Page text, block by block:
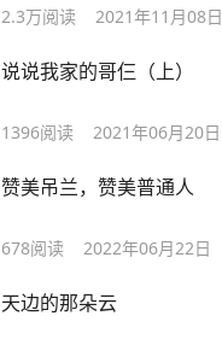
2.3万阅读 2021年11月08日
说说我家的哥仨（上）
1396阅读 2021年06月20日
赞美吊兰，赞美普通人
678阅读 2022年06月22日
天边的那朵云